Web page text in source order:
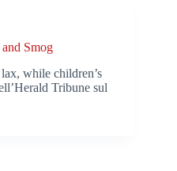
Smog
while children’s
Tribune sul